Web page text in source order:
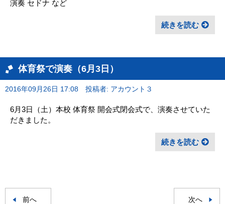
演奏 セドナ など
続きを読む
体育祭で演奏（6月3日）
2016年09月26日 17:08 投稿者: アカウント３
6月3日（土）本校 体育祭 開会式閉会式で、演奏させていた
だきました。
続きを読む
前へ 次へ